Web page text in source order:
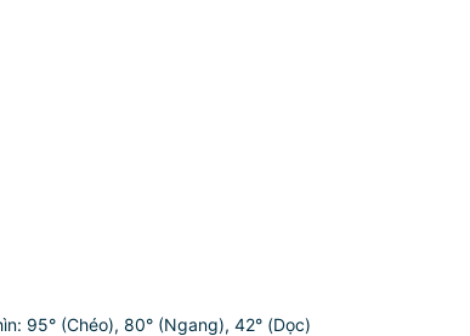
95° (Chéo), 80° (Ngang), 42° (Dọc)